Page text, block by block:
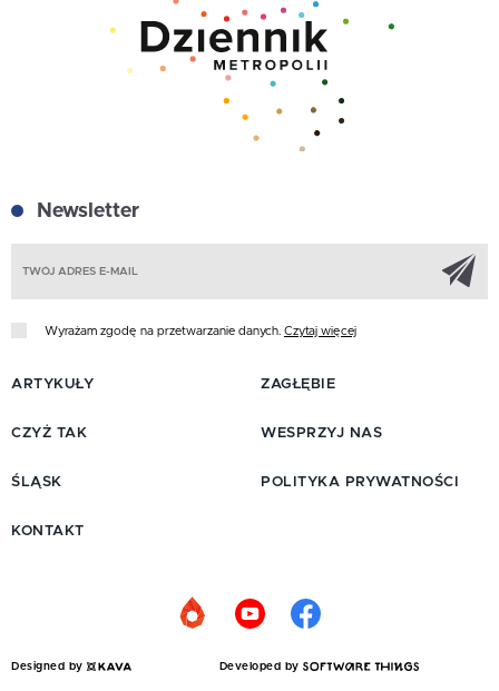
Newsletter
Wyrażam zgodę na przetwarzanie danych. Czytaj więcej
ARTYKUŁY
CZYŻ TAK
ŚLĄSK
ZAGŁĘBIE
WESPRZYJ NAS
POLITYKA PRYWATNOŚCI
KONTAKT
Designed by Developed by